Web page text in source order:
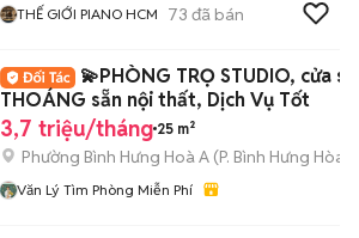
THẾ GIỚI PIANO HCM 73 đã bán
💫PHÒNG TRỌ STUDIO, cửa sổ
THOÁNG sẵn nội thất, Dịch Vụ Tốt
3,7 triệu/tháng 25 m²
Phường Bình Hưng Hoà A (P. Bình Hưng Hòa
Văn Lý Tìm Phòng Miễn Phí